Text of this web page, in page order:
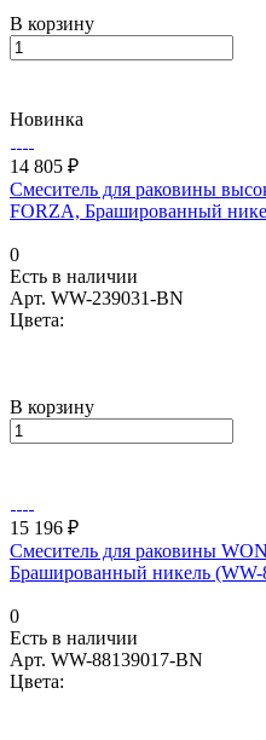
В корзину
Новинка
14 805 ₽
Смеситель для раковины
FORZA, Брашированный
0
Есть в наличии
Арт. WW-239031-BN
Цвета:
В корзину
15 196 ₽
Смеситель для раковины
Брашированный никель
0
Есть в наличии
Арт. WW-88139017-BN
Цвета: